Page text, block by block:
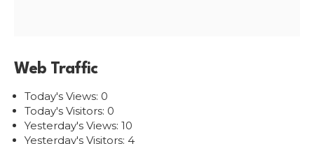
Web Traffic
Today's Views: 0
Today's Visitors: 0
Yesterday's Views: 10
Yesterday's Visitors: 4